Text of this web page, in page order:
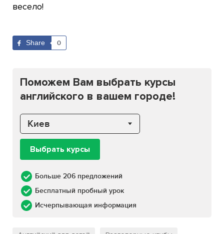
весело!
Share 0
Поможем Вам выбрать курсы
английского в вашем городе!
Киев
Выбрать курсы
Больше 206 предложений
Бесплатный пробный урок
Исчерпывающая информация